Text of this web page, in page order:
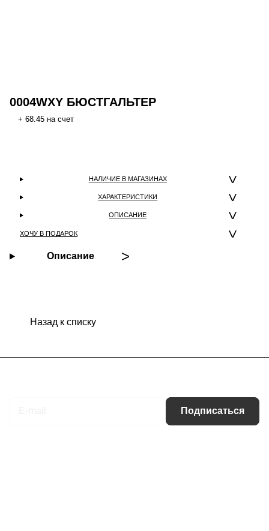
0004WXY БЮСТГАЛЬТЕР
+ 68.45 на счет
НАЛИЧИЕ В МАГАЗИНАХ
ХАРАКТЕРИСТИКИ
ОПИСАНИЕ
ХОЧУ В ПОДАРОК
Описание
Назад к списку
Подписаться